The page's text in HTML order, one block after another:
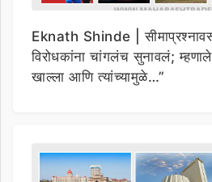
Eknath Shinde |
विरोधकांना चांगलंच सुनावलं;
खाल्ला आणि त्यांच्यामुळे…”